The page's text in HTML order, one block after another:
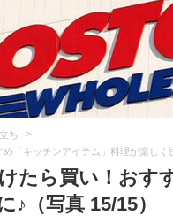
ち >
め「キッチンアイテム」料理が楽しく
たら買い！おす
♪（写真 15/15）